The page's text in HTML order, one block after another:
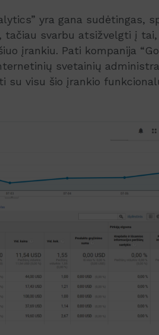
yra gana sudėtingas,
tačiau svarbu atsižvelgti į tai,
įrankiu. Pati kompanija
svetainių
su visu šio įrankio